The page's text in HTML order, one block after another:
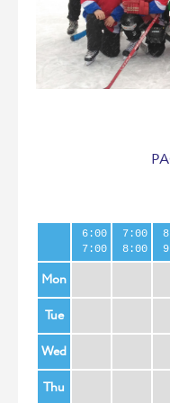
6:00
7:00
7:00
8:00
Mon
Tue
Wed
Thu